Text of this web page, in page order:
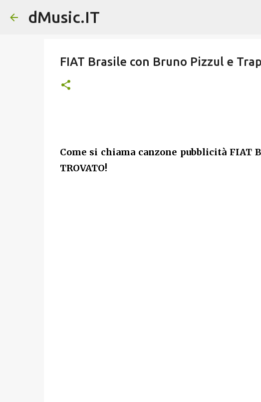
dMusic.IT
FIAT Brasile con Bruno Pizzul e
Come si chiama canzone pubblicità FIAT
TROVATO!